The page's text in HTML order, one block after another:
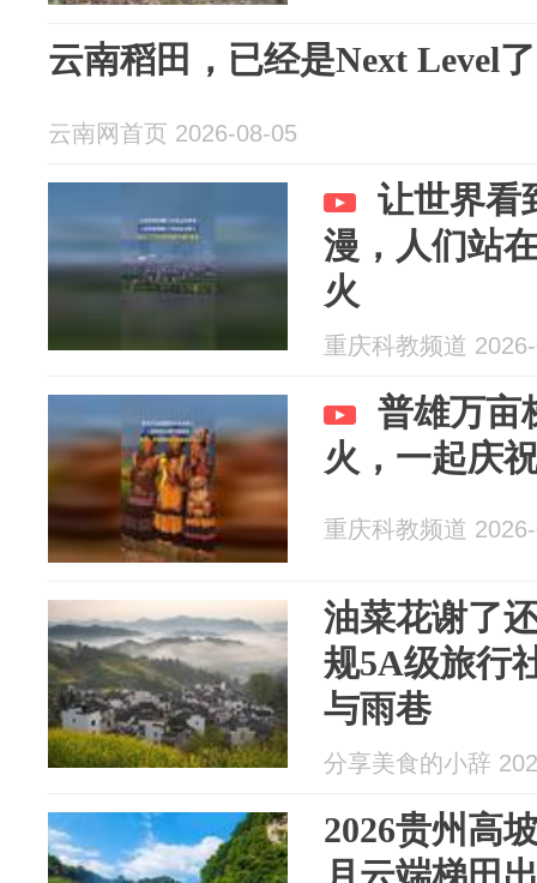
云南稻田，已经是Next Level了
云南网首页 2026-08-05
让世界看
漫，人们站
火
重庆科教频道
普雄万亩
火，一起庆
重庆科教频道
油菜花谢了
规5A级旅行
与雨巷
分享美食的小辞
2026贵州高